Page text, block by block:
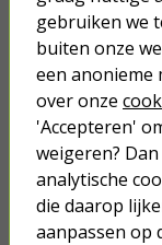
gebruiken we
buiten onze
een anonieme
over onze
'Accepteren'
weigeren?
analytische
die daarop
aanpassen op